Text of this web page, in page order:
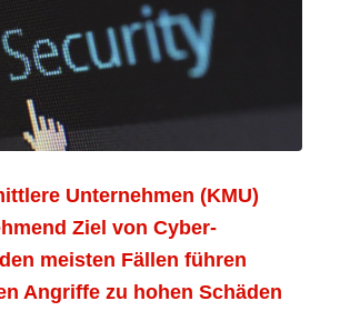
Unternehmen (KMU)
Ziel von Cyber-
meisten Fällen führen
Angriffe zu hohen Schäden